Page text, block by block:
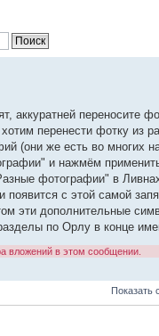
аккуратней переносите
перенести фотку
(они же есть во многих
и нажмём
фотографии" в
появится с этой самой
эти дополнительные
по Орлу в конце
вложений в этом сообщении.
Показать